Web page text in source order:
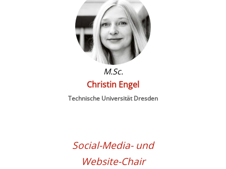
M.Sc.
Christin Engel
Technische Universität Dresden
Social-Media- und
Website-Chair